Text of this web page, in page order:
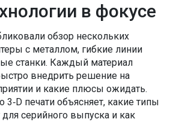
в фокусе
обзор нескольких
с металлом, гибкие линии
станки. Каждый материал
внедрить решение на
и какие плюсы ожидать.
3‑D печати объясняет, какие типы
серийного выпуска и как